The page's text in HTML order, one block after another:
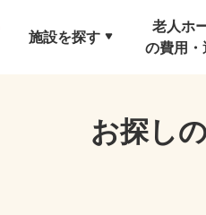
施設を探す
老人ホ
の費用・
お探し